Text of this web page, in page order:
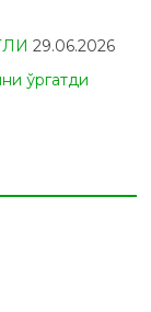
29.06.2026
ўргатди